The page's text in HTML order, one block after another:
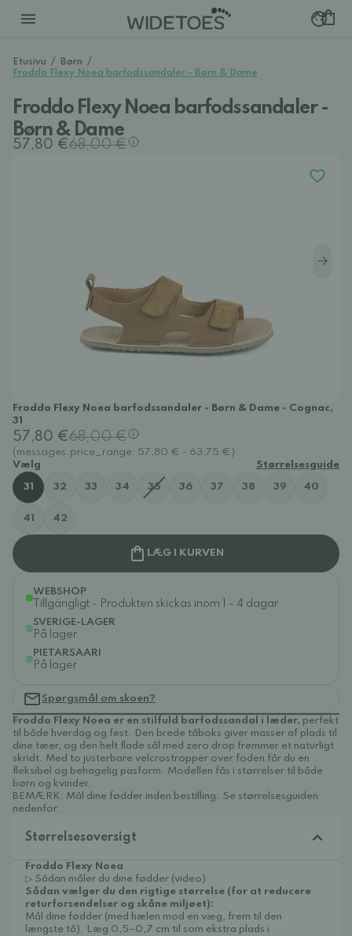
Etusivu / Børn /
Froddo Flexy Noea barfodssandaler - Børn & Dame
Froddo Flexy Noea barfodssandaler -
Børn & Dame
57,80 €68,00 €
Froddo Flexy Noea barfodssandaler - Børn & Dame - Cognac,
31
57,80 €68,00 €
(messages.price_range: 57,80 € - 63,75 €)
Vælg
Størrelsesguide
31 32 33 34 35 36 37 38 39 40
41 42
LÆG I KURVEN
WEBSHOP
Tillgängligt - Produkten skickas inom 1 - 4 dagar
SVERIGE-LAGER
På lager
PIETARSAARI
På lager
Spørgsmål om skoen?
Froddo Flexy Noea er en stilfuld barfodssandal i læder, perfekt
til både hverdag og fest. Den brede tåboks giver masser af plads til
dine tæer, og den helt flade sål med zero drop fremmer et naturligt
skridt. Med to justerbare velcrostropper over foden får du en
fleksibel og behagelig pasform. Modellen fås i størrelser til både
børn og kvinder.
BEMÆRK: Mål dine fødder inden bestilling. Se størrelsesguiden
nedenfor.
Størrelsesoversigt
Froddo Flexy Noea
▷ Sådan måler du dine fødder (video)
Sådan vælger du den rigtige størrelse (for at reducere
returforsendelser og skåne miljøet):
Mål dine fødder (med hælen mod en væg, frem til den
længste tå). Læg 0,5–0,7 cm til som ekstra plads i